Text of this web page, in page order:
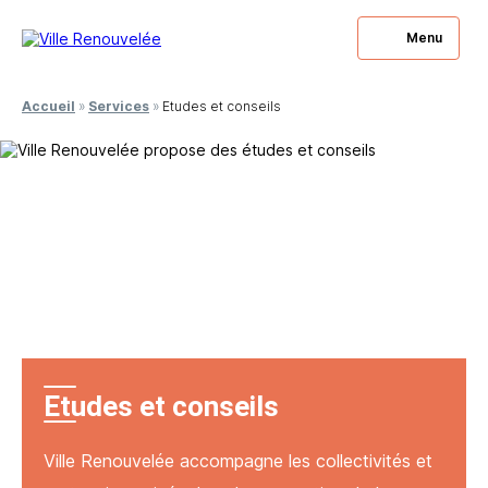
Menu
Accueil » Services » Etudes et conseils
Etudes et conseils
Ville Renouvelée accompagne les collectivités et
Vous souhaitez
Vous avez des questions